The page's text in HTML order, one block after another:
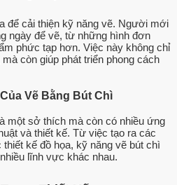
để cải thiện kỹ năng vẽ. Người mới
ngày để vẽ, từ những hình đơn
phức tạp hơn. Việc này không chỉ
còn giúp phát triển phong cách
Vẽ Bằng Bút Chì
một sở thích mà còn có nhiều ứng
và thiết kế. Từ việc tạo ra các
kế đồ họa, kỹ năng vẽ bút chì
lĩnh vực khác nhau.